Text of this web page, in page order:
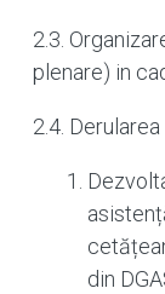
2.3.
plenare) in
2.4.
din